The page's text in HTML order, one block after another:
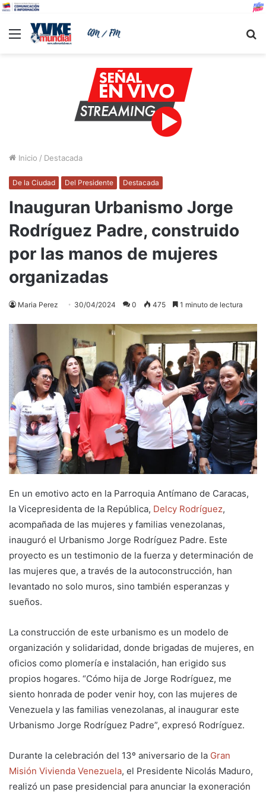
Menu
Inicio / Destacada
De la Ciudad Del Presidente Destacada
Inauguran Urbanismo Jorge
Rodríguez Padre, construido
por las manos de mujeres
organizadas
Maria Perez 30/04/2024 0 475 1 minuto de lectura
En un emotivo acto en la Parroquia Antímano de Caracas,
la Vicepresidenta de la República, Delcy Rodríguez,
acompañada de las mujeres y familias venezolanas,
inauguró el Urbanismo Jorge Rodríguez Padre. Este
proyecto es un testimonio de la fuerza y determinación de
las mujeres que, a través de la autoconstrucción, han
levantado no solo muros, sino también esperanzas y
sueños.
La construcción de este urbanismo es un modelo de
organización y solidaridad, donde brigadas de mujeres, en
oficios como plomería e instalación, han erigido sus
propios hogares. “Cómo hija de Jorge Rodríguez, me
siento honrada de poder venir hoy, con las mujeres de
Venezuela y las familias venezolanas, al inaugurar este
Urbanismo Jorge Rodríguez Padre”, expresó Rodríguez.
Durante la celebración del 13º aniversario de la Gran
Misión Vivienda Venezuela, el Presidente Nicolás Maduro,
realizó un pase presidencial para anunciar la exoneración